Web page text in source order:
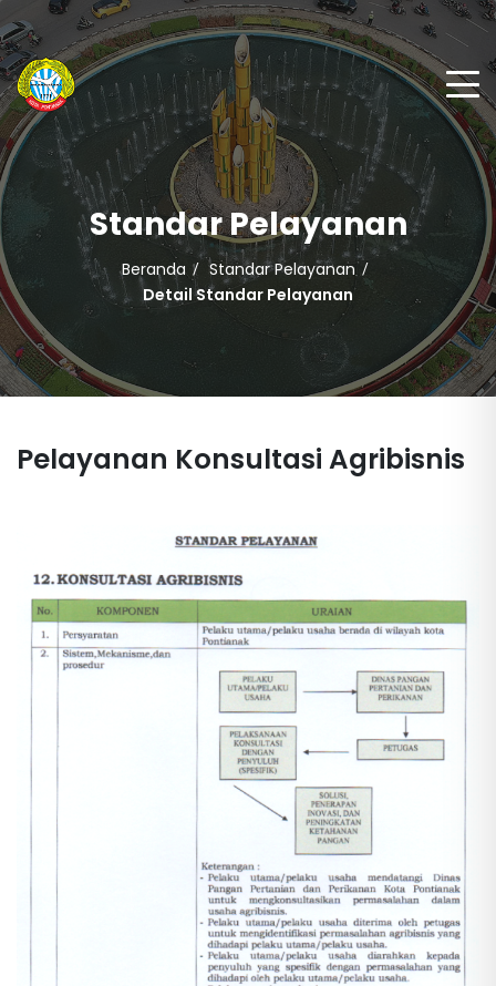
Standar Pelayanan
Beranda
Standar Pelayanan
Detail Standar Pelayanan
Pelayanan Konsultasi Agribisnis